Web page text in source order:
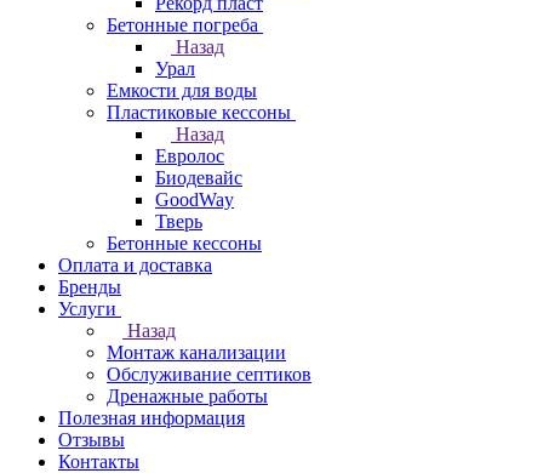
Бетонные погреба
Назад
Урал
Емкости для воды
Пластиковые кессоны
Назад
Евролос
Биодевайс
GoodWay
Тверь
Бетонные кессоны
Оплата и доставка
Бренды
Услуги
Назад
Монтаж канализации
Обслуживание септиков
Дренажные работы
Полезная информация
Отзывы
Контакты